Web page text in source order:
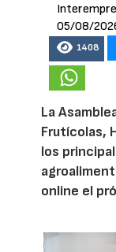
05/08/
1408
La
Frutícolas,
los
online el